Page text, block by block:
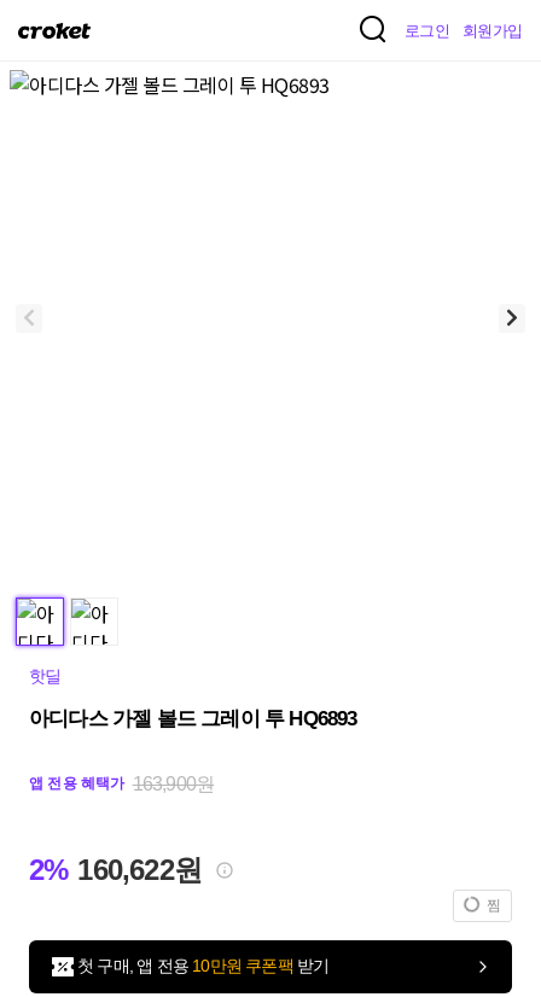
크
켓
로그인 회원가입
핫딜
아디다스 가젤 볼드 그레이 투 HQ6893
앱 전용 혜택가 163,900원
2% 160,622원
찜
첫 구매, 앱 전용 10만원 쿠폰팩 받기